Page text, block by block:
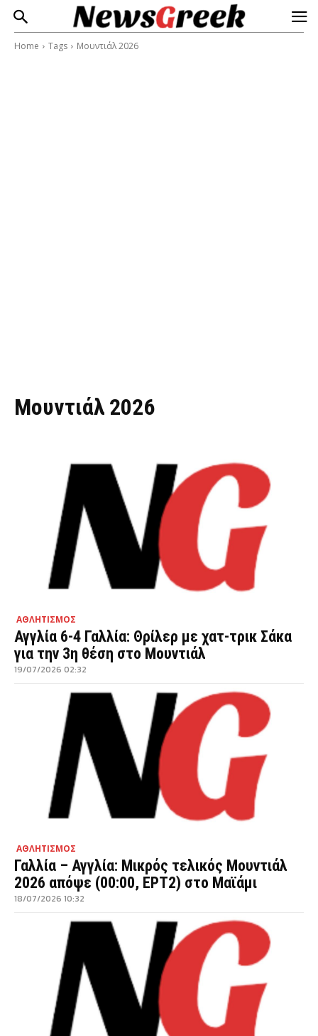
Home Tags Μουντιάλ 2026
Μουντιάλ 2026
ΑΘΛΗΤΙΣΜΟΣ
Αγγλία 6-4 Γαλλία: Θρίλερ με χατ-τρικ Σάκα
για την 3η θέση στο Μουντιάλ
19/07/2026 02:32
ΑΘΛΗΤΙΣΜΟΣ
Γαλλία – Αγγλία: Μικρός τελικός Μουντιάλ
2026 απόψε (00:00, ΕΡΤ2) στο Μαϊάμι
18/07/2026 10:32